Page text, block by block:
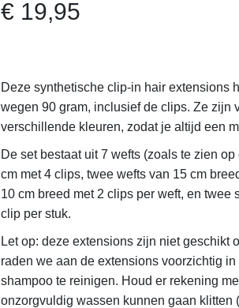
€ 19,95
Deze synthetische clip-in hair extensions
wegen 90 gram, inclusief de clips. Ze zijn
verschillende kleuren, zodat je altijd een
De set bestaat uit 7 wefts (zoals te zien
cm met 4 clips, twee wefts van 15 cm
10 cm breed met 2 clips per weft, en twee
clip per stuk.
Let op: deze extensions zijn niet geschikt
raden we aan de extensions voorzichtig
shampoo te reinigen. Houd er rekening
onzorgvuldig wassen kunnen gaan klitten